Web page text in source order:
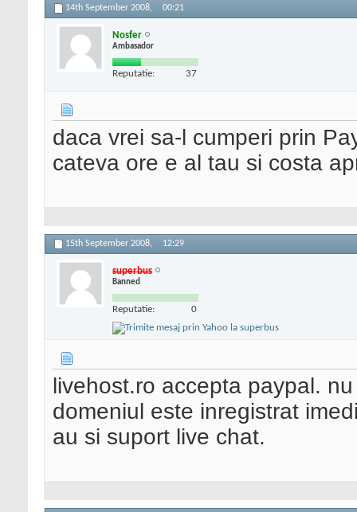
14th September 2008, 00:21
Nosfer
Ambasador
Reputatie: 37
daca vrei sa-l cumperi prin
cateva ore e al tau si costa
15th September 2008, 12:29
superbus
Banned
Reputatie: 0
livehost.ro accepta paypal.
domeniul este inregistrat
au si suport live chat.